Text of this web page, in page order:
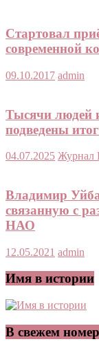
Стартовал
современной
09.10.2017 admin
Тысячи людей
подведены
04.07.2025 Журнал
Владимир
связанную с
НАО
12.05.2021 admin
Имя в истории
В свежем